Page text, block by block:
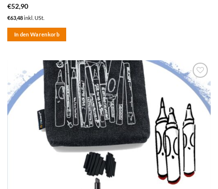
€52,90
€63,48inkl. USt.
In den Warenkorb
zum
Merkzettel
hinzufügen